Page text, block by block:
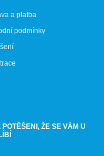
a platba
podmínky
POTĚŠENI, ŽE SE VÁM U